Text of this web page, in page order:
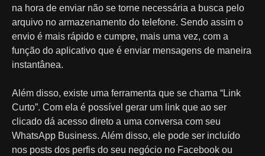
na hora de enviar não se torne necessária a busca pelo
arquivo no armazenamento do telefone. Sendo assim o
envio é mais rápido e cumpre, mais uma vez, com a
função do aplicativo que é enviar mensagens de maneira
instantânea.
Além disso, existe uma ferramenta que se chama “Link
Curto”. Com ela é possível gerar um link que ao ser
clicado dá acesso direto a uma conversa com seu
WhatsApp Business. Além disso, ele pode ser incluído
nos posts dos perfis do seu negócio no Facebook ou